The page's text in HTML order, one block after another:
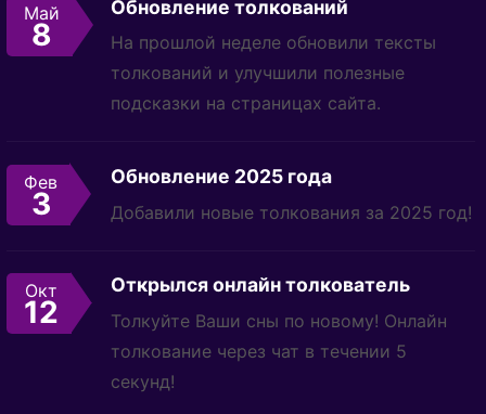
Май
8
Обновление толкований
На прошлой неделе обновили тексты
толкований и улучшили полезные
подсказки на страницах сайта.
Фев
3
Обновление 2025 года
Добавили новые толкования за 2025 год!
Окт
12
Открылся онлайн толкователь
Толкуйте Ваши сны по новому! Онлайн
толкование через чат в течении 5
секунд!